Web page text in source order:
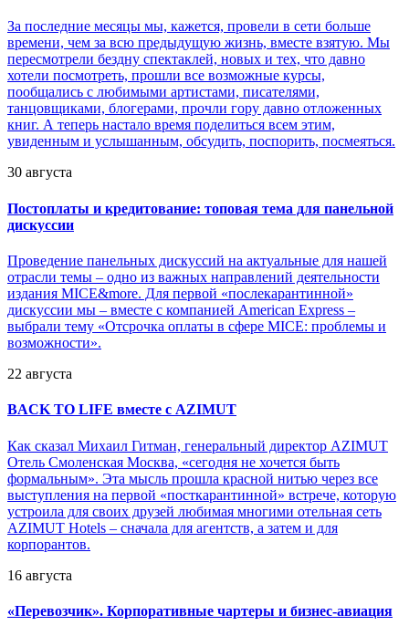
За последние месяцы мы, кажется, провели в сети больше
времени, чем за всю предыдущую жизнь, вместе взятую. Мы
пересмотрели бездну спектаклей, новых и тех, что давно
хотели посмотреть, прошли все возможные курсы,
пообщались с любимыми артистами, писателями,
танцовщиками, блогерами, прочли гору давно отложенных
книг. А теперь настало время поделиться всем этим,
увиденным и услышанным, обсудить, поспорить, посмеяться.
30 августа
Постоплаты и кредитование: топовая тема для панельной
дискуссии
Проведение панельных дискуссий на актуальные для нашей
отрасли темы – одно из важных направлений деятельности
издания MICE&more. Для первой «послекарантинной»
дискуссии мы – вместе с компанией American Express –
выбрали тему «Отсрочка оплаты в сфере MICE: проблемы и
возможности».
22 августа
BACK TO LIFE вместе с AZIMUT
Как сказал Михаил Гитман, генеральный директор AZIMUT
Отель Смоленская Москва, «сегодня не хочется быть
формальным». Эта мысль прошла красной нитью через все
выступления на первой «посткарантинной» встрече, которую
устроила для своих друзей любимая многими отельная сеть
AZIMUT Hotels – сначала для агентств, а затем и для
корпорантов.
16 августа
«Перевозчик». Корпоративные чартеры и бизнес-авиация